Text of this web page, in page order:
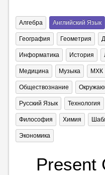
Алгебра Английский Язык
География Геометрия
Информатика История
Медицина Музыка МХК
Обществознание
Русский Язык Технология
Философия Химия
Экономика
Present